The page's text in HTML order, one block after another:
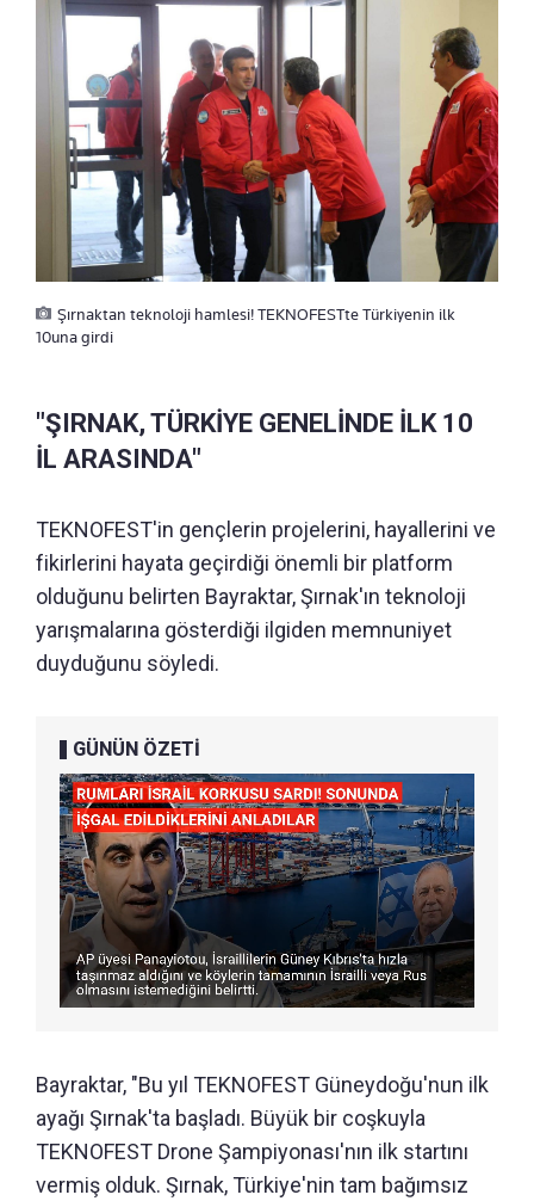
Şırnaktan teknoloji hamlesi! TEKNOFESTte Türkiyenin ilk
10una girdi
"ŞIRNAK, TÜRKİYE GENELİNDE İLK 10
İL ARASINDA"
TEKNOFEST'in gençlerin projelerini, hayallerini ve
fikirlerini hayata geçirdiği önemli bir platform
olduğunu belirten Bayraktar, Şırnak'ın teknoloji
yarışmalarına gösterdiği ilgiden memnuniyet
duyduğunu söyledi.
GÜNÜN ÖZETİ
Bayraktar, "Bu yıl TEKNOFEST Güneydoğu'nun ilk
ayağı Şırnak'ta başladı. Büyük bir coşkuyla
TEKNOFEST Drone Şampiyonası'nın ilk startını
vermiş olduk. Şırnak, Türkiye'nin tam bağımsız